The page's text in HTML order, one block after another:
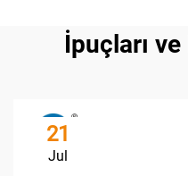
İpuçları
21
Jul